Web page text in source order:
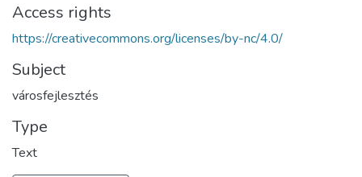
Access rights
https://creativecommons.org/licenses/by-nc/4.0/
Subject
városfejlesztés
Type
Text